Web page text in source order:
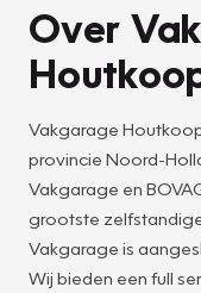
Over
Vakgarage
provincie Noord-
Vakgarage en
grootste
Vakgarage is
Wij bieden een full